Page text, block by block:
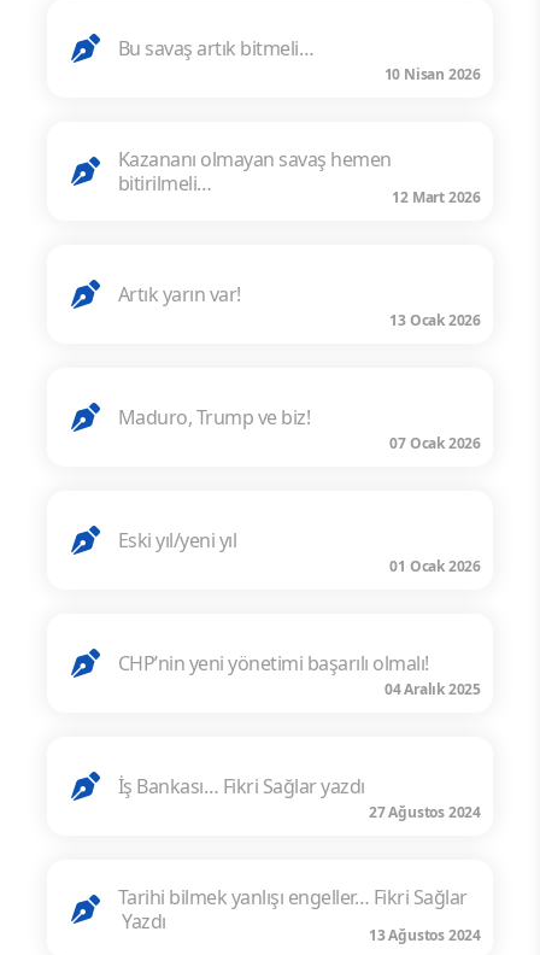
Bu savaş artık bitmeli…
10 Nisan 2026
Kazananı olmayan savaş hemen
bitirilmeli…
12 Mart 2026
Artık yarın var!
13 Ocak 2026
Maduro, Trump ve biz!
07 Ocak 2026
Eski yıl/yeni yıl
01 Ocak 2026
CHP’nin yeni yönetimi başarılı olmalı!
04 Aralık 2025
İş Bankası… Fikri Sağlar yazdı
27 Ağustos 2024
Tarihi bilmek yanlışı engeller… Fikri Sağlar
Yazdı
13 Ağustos 2024